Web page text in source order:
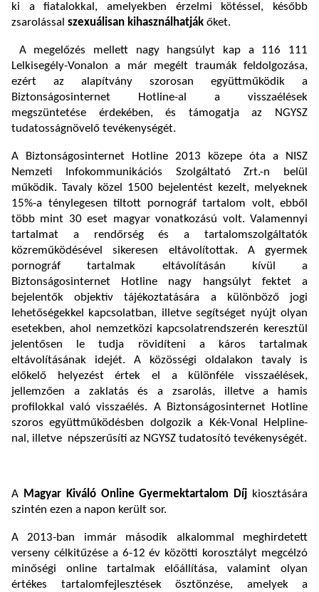
ki a fiatalokkal, amelyekben érzelmi kötéssel, később
zsarolással szexuálisan kihasználhatják őket.
A megelőzés mellett nagy hangsúlyt kap a 116 111
Lelkisegély-Vonalon a már megélt traumák feldolgozása,
ezért az alapítvány szorosan együttműködik a
Biztonságosinternet Hotline-al a visszaélések
megszüntetése érdekében, és támogatja az NGYSZ
tudatosságnövelő tevékenységét.
A Biztonságosinternet Hotline 2013 közepe óta a NISZ
Nemzeti Infokommunikációs Szolgáltató Zrt.-n belül
működik. Tavaly közel 1500 bejelentést kezelt, melyeknek
15%-a ténylegesen tiltott pornográf tartalom volt, ebből
több mint 30 eset magyar vonatkozású volt. Valamennyi
tartalmat a rendőrség és a tartalomszolgáltatók
közreműködésével sikeresen eltávolítottak. A gyermek
pornográf tartalmak eltávolításán kívül a
Biztonságosinternet Hotline nagy hangsúlyt fektet a
bejelentők objektív tájékoztatására a különböző jogi
lehetőségekkel kapcsolatban, illetve segítséget nyújt olyan
esetekben, ahol nemzetközi kapcsolatrendszerén keresztül
jelentősen le tudja rövidíteni a káros tartalmak
eltávolításának idejét. A közösségi oldalakon tavaly is
előkelő helyezést értek el a különféle visszaélések,
jellemzően a zaklatás és a zsarolás, illetve a hamis
profilokkal való visszaélés. A Biztonságosinternet Hotline
szoros együttműködésben dolgozik a Kék-Vonal Helpline-
nal, illetve népszerűsíti az NGYSZ tudatosító tevékenységét.
A Magyar Kiváló Online Gyermektartalom Díj kiosztására
szintén ezen a napon került sor.
A 2013-ban immár második alkalommal meghirdetett
verseny célkitűzése a 6-12 év közötti korosztályt megcélzó
minőségi online tartalmak előállítása, valamint olyan
értékes tartalomfejlesztések ösztönzése, amelyek a